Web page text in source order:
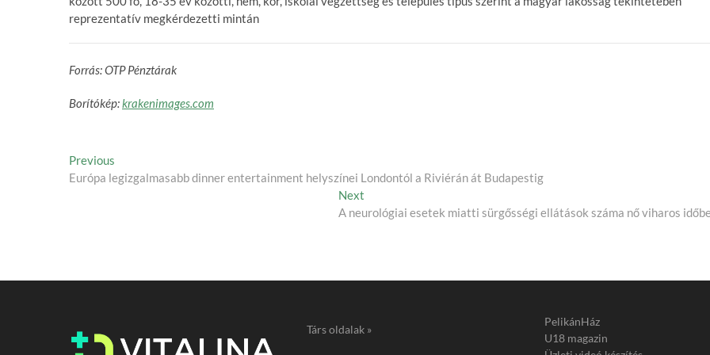
reprezentatív megkérdezetti mintán
Forrás: OTP Pénztárak
Borítókép:krakenimages.com
Post
navigation
Previous
post:
Európa legizgalmasabb dinner entertainment helyszínei Londontól a Riviérán át Budapestig
Next
post:
A neurológiai esetek miatti sürgősségi ellátások száma nő viharos
Társ oldalak »
PelikánHáz
U18 magazin